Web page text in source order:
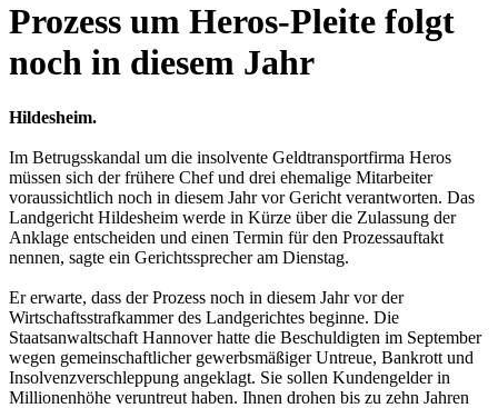
Prozess um Heros-Pleite folgt
noch in diesem Jahr
Hildesheim.
Im Betrugsskandal um die insolvente Geldtransportfirma Heros
müssen sich der frühere Chef und drei ehemalige Mitarbeiter
voraussichtlich noch in diesem Jahr vor Gericht verantworten. Das
Landgericht Hildesheim werde in Kürze über die Zulassung der
Anklage entscheiden und einen Termin für den Prozessauftakt
nennen, sagte ein Gerichtssprecher am Dienstag.
Er erwarte, dass der Prozess noch in diesem Jahr vor der
Wirtschaftsstrafkammer des Landgerichtes beginne. Die
Staatsanwaltschaft Hannover hatte die Beschuldigten im September
wegen gemeinschaftlicher gewerbsmäßiger Untreue, Bankrott und
Insolvenzverschleppung angeklagt. Sie sollen Kundengelder in
Millionenhöhe veruntreut haben. Ihnen drohen bis zu zehn Jahren